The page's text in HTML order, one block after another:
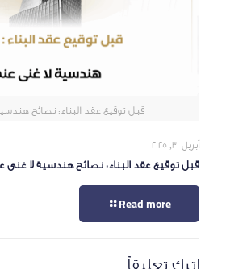
قبل توقيع عقد البناء: نصائح
أبريل 30, 2025
قبل توقيع عقد البناء: نصائح هندسية لا غنى
Read more
اترك تعليقاً